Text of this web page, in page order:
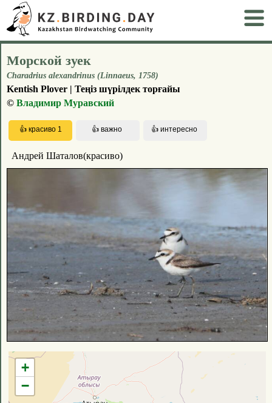
Морской зуек
Charadrius alexandrinus (Linnaeus, 1758)
Kentish Plover | Теңіз шүрілдек торғайы
© Владимир Муравский
Андрей Шаталов(красиво)
+
−